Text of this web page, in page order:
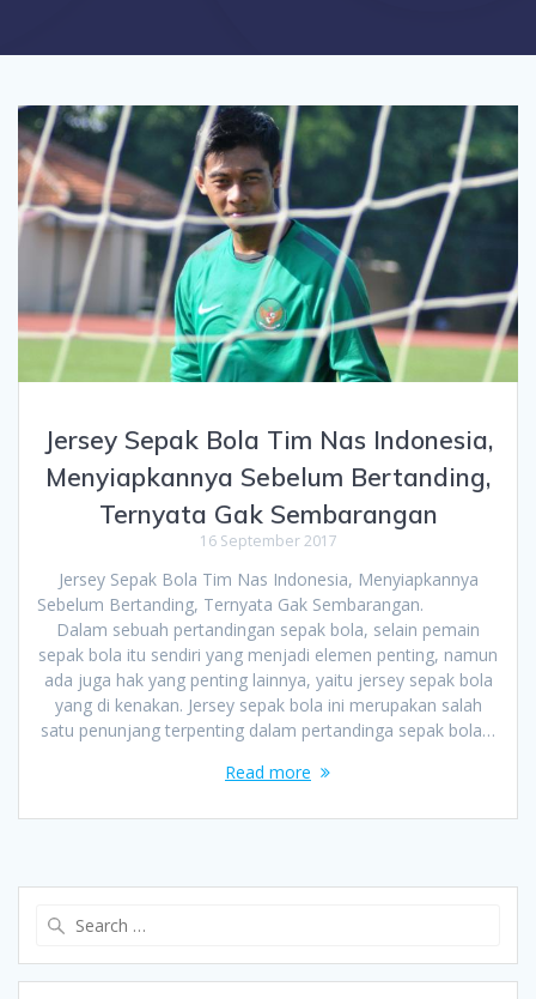
Jersey Sepak Bola Tim Nas Indonesia,
Menyiapkannya Sebelum Bertanding,
Ternyata Gak Sembarangan
16 September 2017
Jersey Sepak Bola Tim Nas Indonesia, Menyiapkannya
Sebelum Bertanding, Ternyata Gak Sembarangan.
Dalam sebuah pertandingan sepak bola, selain pemain
sepak bola itu sendiri yang menjadi elemen penting, namun
ada juga hak yang penting lainnya, yaitu jersey sepak bola
yang di kenakan. Jersey sepak bola ini merupakan salah
satu penunjang terpenting dalam pertandinga sepak bola…
Read more